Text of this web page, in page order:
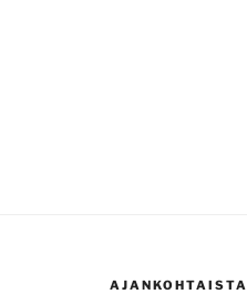
AJANKOHTAISTA